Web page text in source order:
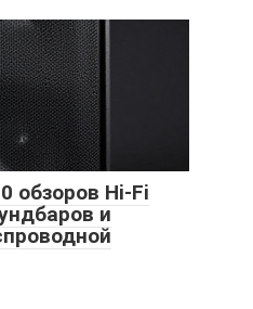
обзоров Hi-Fi
и